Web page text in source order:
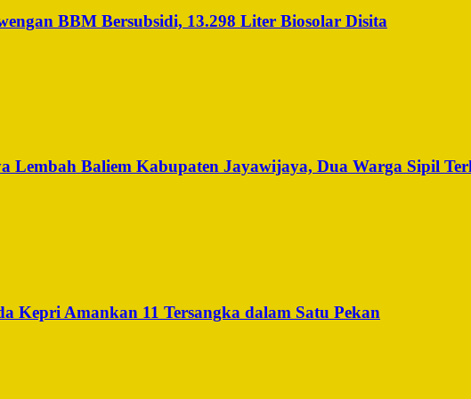
BBM Bersubsidi, 13.298 Liter Biosolar Disita
Lembah Baliem Kabupaten Jayawijaya, Dua Warga Sipil
Kepri Amankan 11 Tersangka dalam Satu Pekan